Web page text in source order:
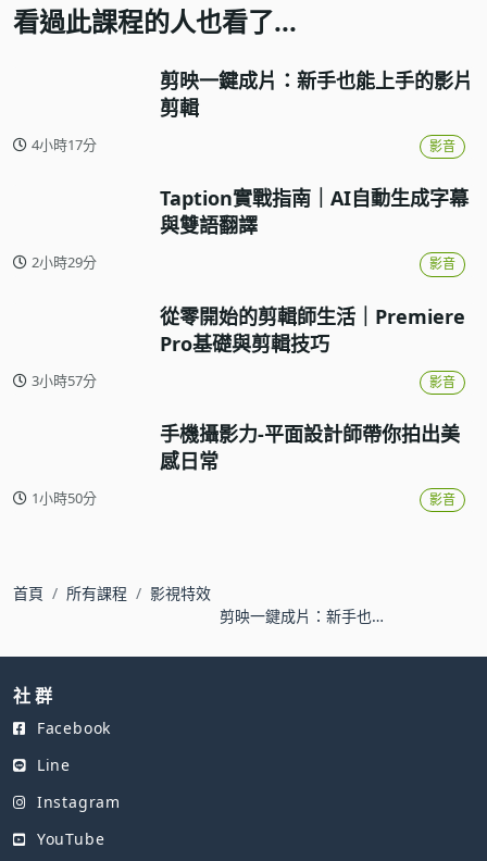
看過此課程的人也看了...
剪映一鍵成片：新手也能上手的影片
剪輯
4小時17分 影音
Taption實戰指南｜AI自動生成字幕
與雙語翻譯
2小時29分 影音
從零開始的剪輯師生活｜Premiere
Pro基礎與剪輯技巧
3小時57分 影音
手機攝影力-平面設計師帶你拍出美
感日常
1小時50分 影音
首頁 所有課程
影視特效
剪映一鍵成片：新手也
社 群
Facebook
Line
Instagram
YouTube